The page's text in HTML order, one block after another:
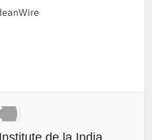
de la India